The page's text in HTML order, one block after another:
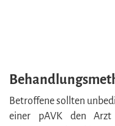
Betroffene sollten
einer pAVK den